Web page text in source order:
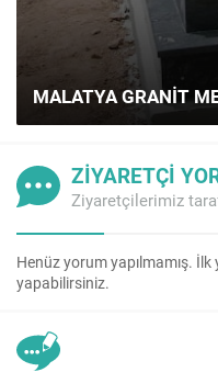
MALATYA GRANIT
ZİYARETÇİ
Ziyaretçilerimiz
Henüz yorum yapılmamış. İlk
yapabilirsiniz.